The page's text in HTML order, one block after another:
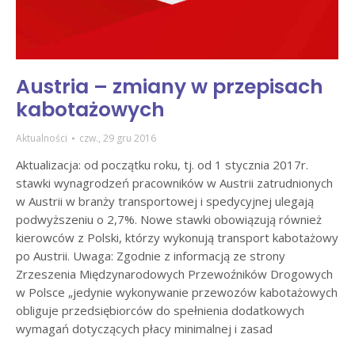
Austria – zmiany w przepisach
kabotażowych
Aktualności czw., 29 gru 2016
Aktualizacja: od początku roku, tj. od 1 stycznia 2017r.
stawki wynagrodzeń pracowników w Austrii zatrudnionych
w Austrii w branży transportowej i spedycyjnej ulegają
podwyższeniu o 2,7%. Nowe stawki obowiązują również
kierowców z Polski, którzy wykonują transport kabotażowy
po Austrii. Uwaga: Zgodnie z informacją ze strony
Zrzeszenia Międzynarodowych Przewoźników Drogowych
w Polsce „jedynie wykonywanie przewozów kabotażowych
obliguje przedsiębiorców do spełnienia dodatkowych
wymagań dotyczących płacy minimalnej i zasad